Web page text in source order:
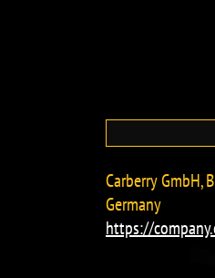
Carberry GmbH,
Germany
https://